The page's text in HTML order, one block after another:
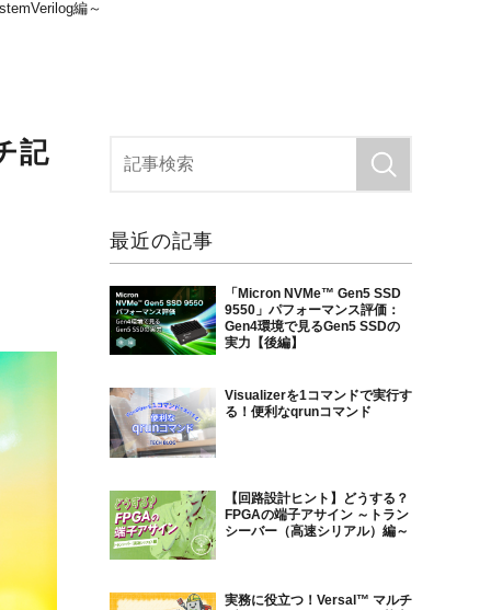
編～
記
最近の記事
「Micron NVMe™ Gen5 SSD
9550」パフォーマンス評価：
Gen4環境で見るGen5 SSDの
実力【後編】
Visualizerを1コマンドで実行す
る！便利なqrunコマンド
【回路設計ヒント】どうする？
FPGAの端子アサイン ～トラン
シーバー（高速シリアル）編～
実務に役立つ！Versal™ マルチ